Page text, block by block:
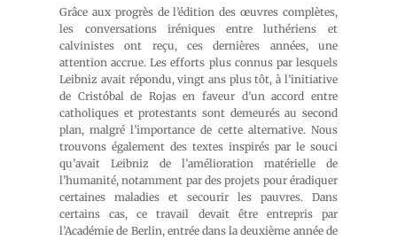
Grâce aux progrès de l’édition des œuvres complètes,
les conversations iréniques entre luthériens et
calvinistes ont reçu, ces dernières années, une
attention accrue. Les efforts plus connus par lesquels
Leibniz avait répondu, vingt ans plus tôt, à l’initiative
de Cristóbal de Rojas en faveur d’un accord entre
catholiques et protestants sont demeurés au second
plan, malgré l’importance de cette alternative. Nous
trouvons également des textes inspirés par le souci
qu’avait Leibniz de l’amélioration matérielle de
l’humanité, notamment par des projets pour éradiquer
certaines maladies et secourir les pauvres. Dans
certains cas, ce travail devait être entrepris par
l’Académie de Berlin, entrée dans la deuxième année de